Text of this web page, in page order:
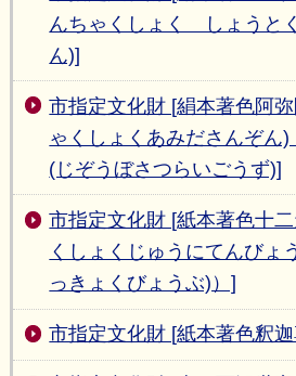
んちゃくしょく しょうと
ん)]
市指定文化財 [絹本著色阿
ゃくしょくあみださんぞん)
(じぞうぼさつらいごうず)]
市指定文化財 [紙本著色十
くしょくじゅうにてんびょ
っきょくびょうぶ)）]
市指定文化財 [紙本著色釈